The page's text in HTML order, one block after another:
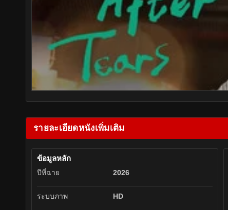
รายละเอียดหนังเพิ่มเติม
ข้อมูลหลัก
ปีที่ฉาย 2026
ระบบภาพ HD